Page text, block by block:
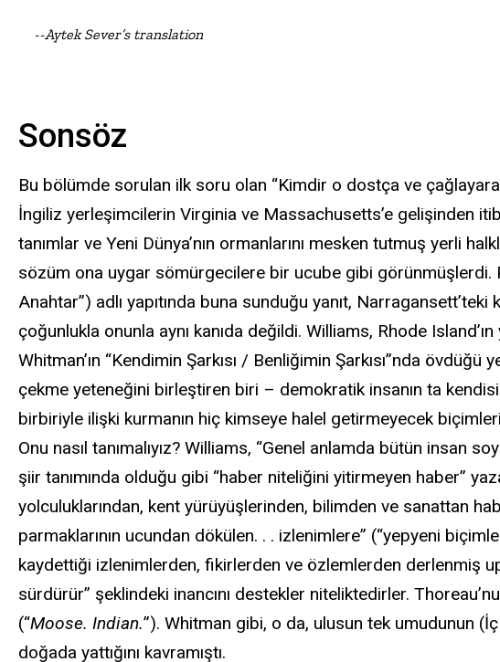
--Aytek Sever’s translation
Sonsöz
Bu bölümde sorulan ilk soru olan “Kimdir o dostça ve
İngiliz yerleşimcilerin Virginia ve Massachusetts’e gelişinden
tanımlar ve Yeni Dünya’nın ormanlarını mesken tutmuş yerli
sözüm ona uygar sömürgecilere bir ucube gibi görünmüşlerdi.
Anahtar”) adlı yapıtında buna sunduğu yanıt,
çoğunlukla onunla aynı kanıda değildi. Williams, Rhode
Whitman’ın “Kendimin Şarkısı / Benliğimin Şarkısı”nda
çekme yeteneğini birleştiren biri – demokratik insanın ta
birbiriyle ilişki kurmanın hiç kimseye halel getirmeyecek
Onu nasıl tanımalıyız? Williams, “Genel anlamda bütün
şiir tanımında olduğu gibi “haber niteliğini yitirmeyen haber”
yolculuklarından, kent yürüyüşlerinden, bilimden ve sanattan
parmaklarının ucundan dökülen. . . izlenimlere” (“yepyeni
kaydettiği izlenimlerden, fikirlerden ve özlemlerden derlenmiş
sürdürür” şeklindeki inancını destekler niteliktedirler.
(“Moose. Indian.”). Whitman gibi, o da, ulusun tek umudunun (İç
doğada yattığını kavramıştı.